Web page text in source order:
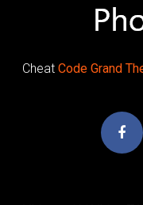
Cheat Code Grand